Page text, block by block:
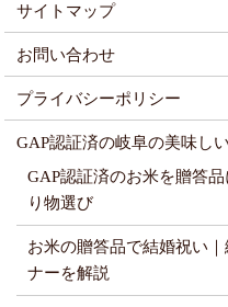
サイトマップ
お問い合わせ
プライバシーポリシー
GAP認証済の岐阜の美味し
GAP認証済のお米を贈答
り物選び
お米の贈答品で結婚祝い
ナーを解説